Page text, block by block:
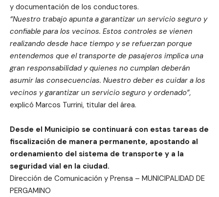
y documentación de los conductores.
“Nuestro trabajo apunta a garantizar un servicio seguro y
confiable para los vecinos. Estos controles se vienen
realizando desde hace tiempo y se refuerzan porque
entendemos que el transporte de pasajeros implica una
gran responsabilidad y quienes no cumplan deberán
asumir las consecuencias. Nuestro deber es cuidar a los
vecinos y garantizar un servicio seguro y ordenado”,
explicó Marcos Turrini, titular del área.
Desde el Municipio se continuará con estas tareas de
fiscalización de manera permanente, apostando al
ordenamiento del sistema de transporte y a la
seguridad vial en la ciudad.
Dirección de Comunicación y Prensa – MUNICIPALIDAD DE
PERGAMINO